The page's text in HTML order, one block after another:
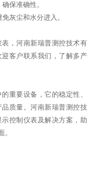
保准确性。
灰尘和水分进入。
，河南新瑞普测控技术有
客户联系我们，了解多产
重要设备，它的稳定性、
质量。河南新瑞普测控技
控制仪表及解决方案，助
。